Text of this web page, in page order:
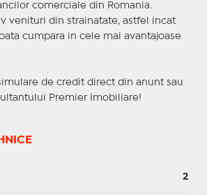
comerciale din Romania.
venituri din strainatate, astfel incat
cumpara in cele mai avantajoase
de credit direct din anunt sau
Premier Imobiliare!
2